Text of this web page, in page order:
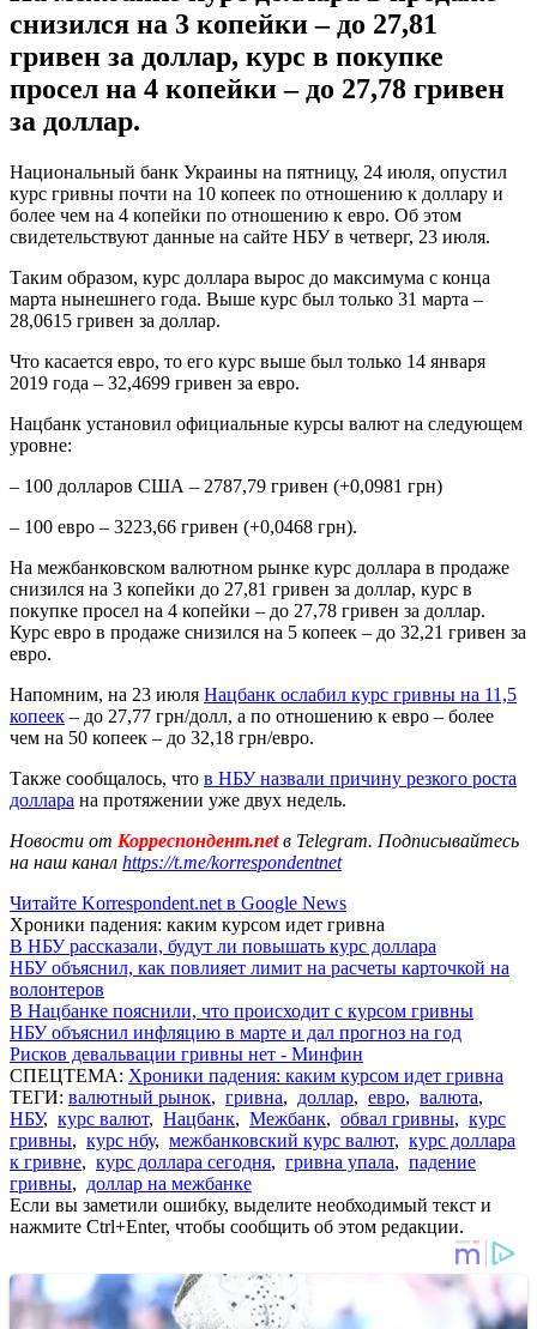
снизился на 3 копейки – до 27,81
гривен за доллар, курс в покупке
просел на 4 копейки – до 27,78 гривен
за доллар.
Национальный банк Украины на пятницу, 24 июля, опустил
курс гривны почти на 10 копеек по отношению к доллару и
более чем на 4 копейки по отношению к евро. Об этом
свидетельствуют данные на сайте НБУ в четверг, 23 июля.
Таким образом, курс доллара вырос до максимума с конца
марта нынешнего года. Выше курс был только 31 марта –
28,0615 гривен за доллар.
Что касается евро, то его курс выше был только 14 января
2019 года – 32,4699 гривен за евро.
Нацбанк установил официальные курсы валют на следующем
уровне:
– 100 долларов США – 2787,79 гривен (+0,0981 грн)
– 100 евро – 3223,66 гривен (+0,0468 грн).
На межбанковском валютном рынке курс доллара в продаже
снизился на 3 копейки до 27,81 гривен за доллар, курс в
покупке просел на 4 копейки – до 27,78 гривен за доллар.
Курс евро в продаже снизился на 5 копеек – до 32,21 гривен за
евро.
Напомним, на 23 июля Нацбанк ослабил курс гривны на 11,5
копеек – до 27,77 грн/долл, а по отношению к евро – более
чем на 50 копеек – до 32,18 грн/евро.
Также сообщалось, что в НБУ назвали причину резкого роста
доллара на протяжении уже двух недель.
Новости от Корреспондент.netв Telegram. Подписывайтесь
на наш канал https://t.me/korrespondentnet
Читайте Korrespondent.net в Google News
Хроники падения: каким курсом идет гривна
В НБУ рассказали, будут ли повышать курс доллара
НБУ объяснил, как повлияет лимит на расчеты карточкой на
волонтеров
В Нацбанке пояснили, что происходит с курсом гривны
НБУ объяснил инфляцию в марте и дал прогноз на год
Рисков девальвации гривны нет - Минфин
СПЕЦТЕМА: Хроники падения: каким курсом идет гривна
ТЕГИ: валютный рынок, гривна, доллар, евро, валюта,
НБУ, курс валют, Нацбанк, Межбанк, обвал гривны, курс
гривны, курс нбу, межбанковский курс валют, курс доллара
к гривне, курс доллара сегодня, гривна упала, падение
гривны, доллар на межбанке
Если вы заметили ошибку, выделите необходимый текст и
нажмите Ctrl+Enter, чтобы сообщить об этом редакции.